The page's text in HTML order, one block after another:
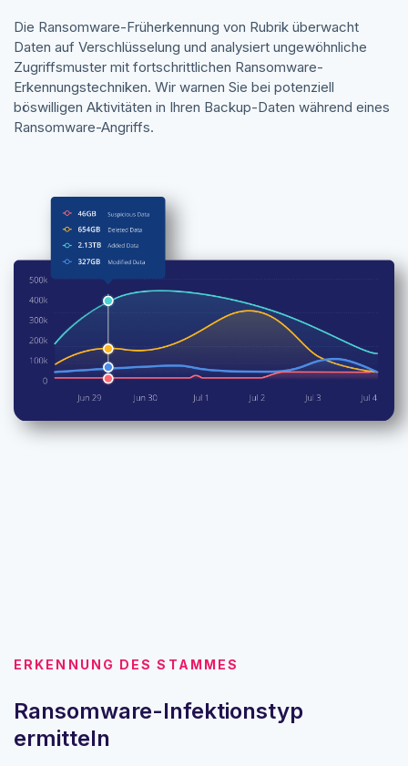
Die Ransomware-Früherkennung von Rubrik überwacht
Daten auf Verschlüsselung und analysiert ungewöhnliche
Zugriffsmuster mit fortschrittlichen Ransomware-
Erkennungstechniken. Wir warnen Sie bei potenziell
böswilligen Aktivitäten in Ihren Backup-Daten während eines
Ransomware-Angriffs.
ERKENNUNG DES STAMMES
Ransomware-Infektionstyp
ermitteln